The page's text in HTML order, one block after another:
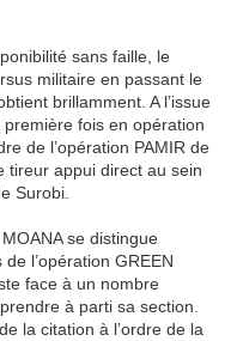
sans faille, le
militaire en passant le
brillamment. A l’issue
fois en opération
de l’opération PAMIR de
tireur appui direct au sein
Surobi.
se distingue
l’opération GREEN
face à un nombre
à parti sa section.
la citation à l’ordre de la